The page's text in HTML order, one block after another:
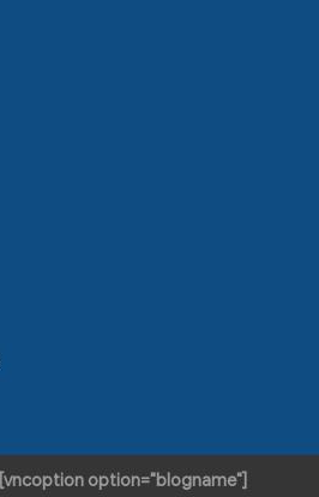
[vncoption option="blogname"]